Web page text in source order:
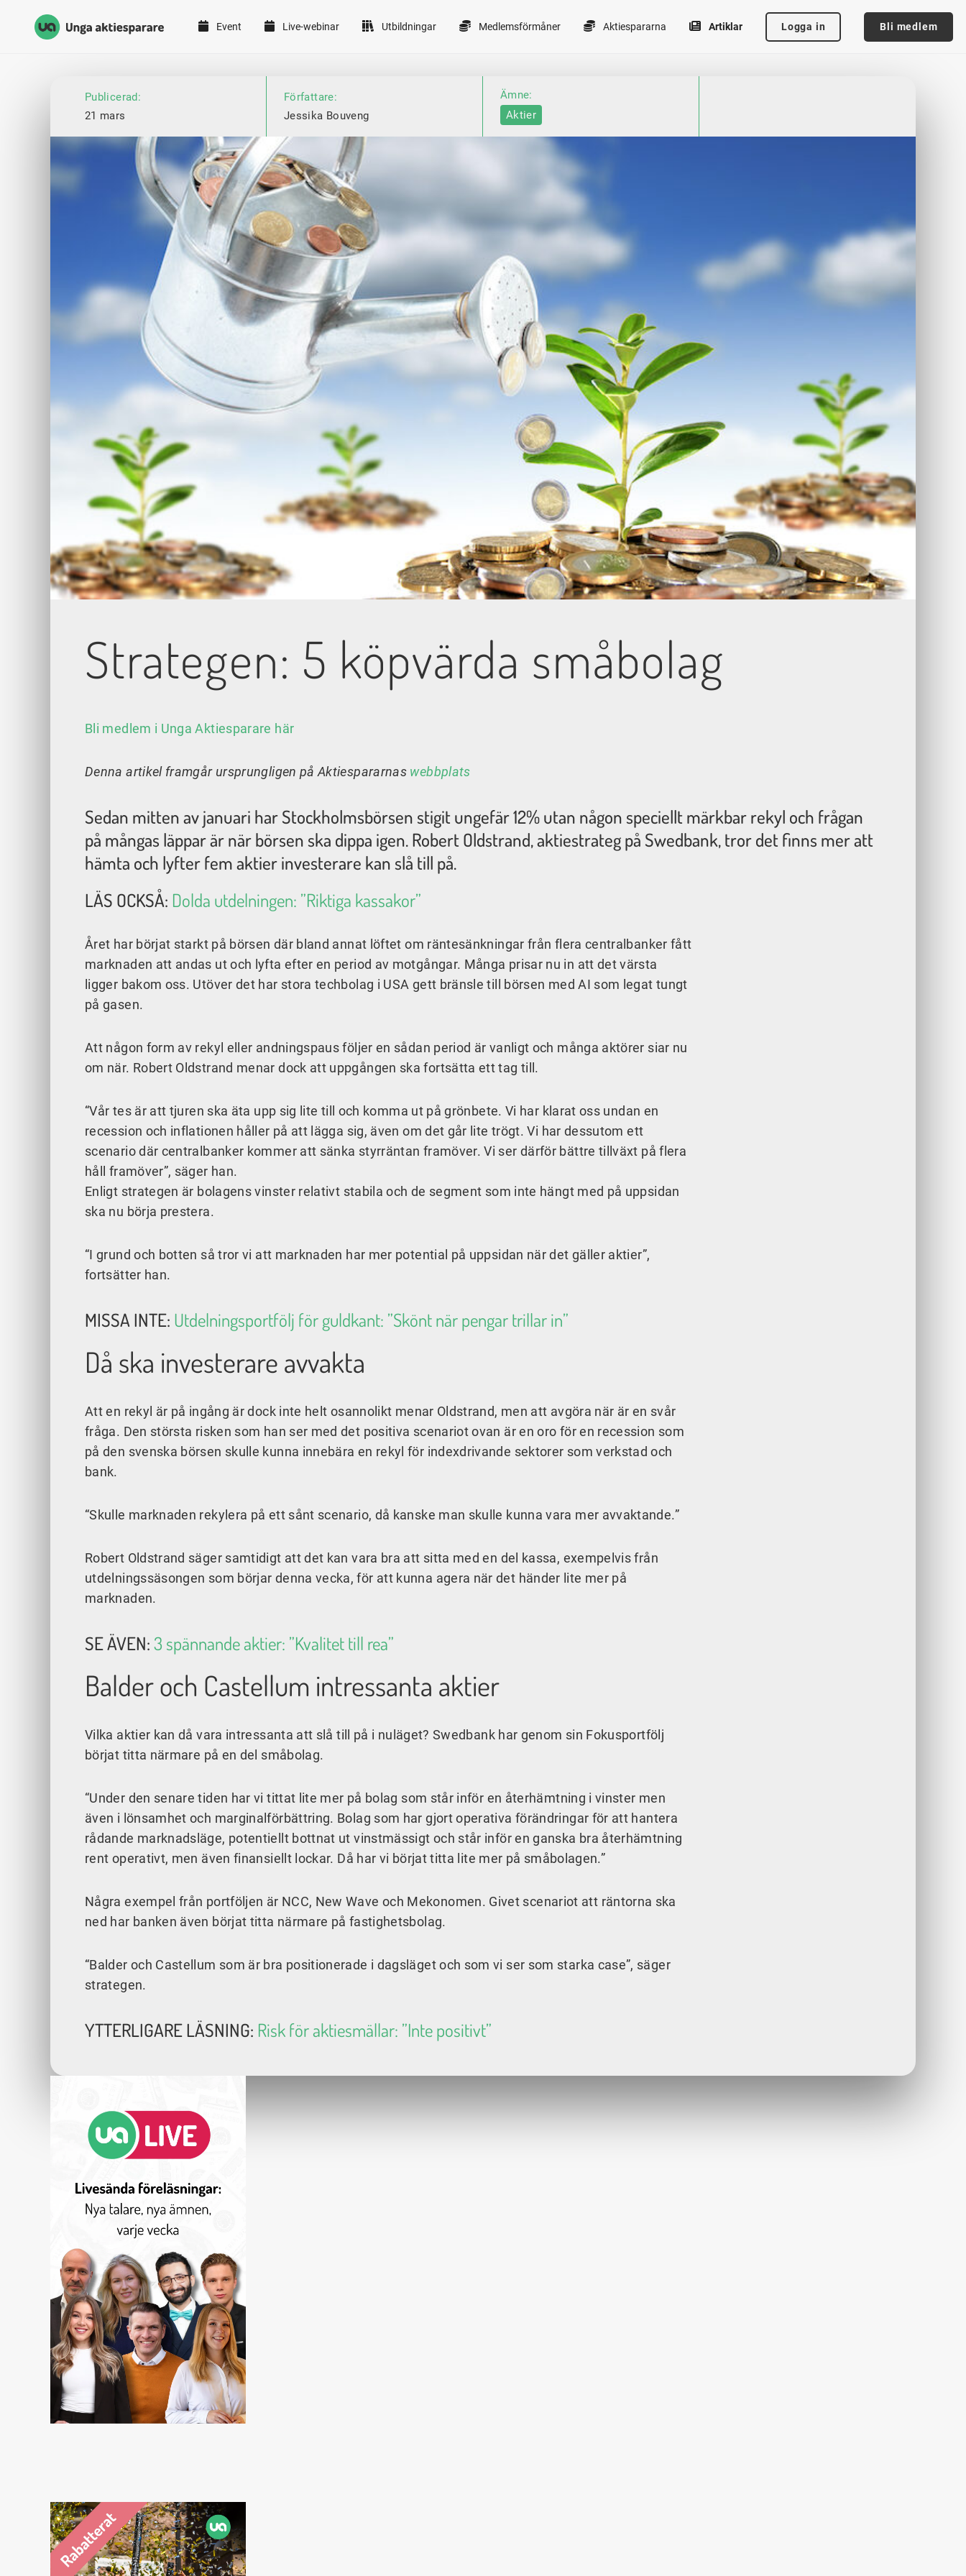
Unga Aktiesparare
Event Live-webinar Utbildningar Medlemsförmåner Aktiespararna Artiklar Logga in Bli medlem
Publicerad:
21 mars
Författare:
Jessika Bouveng
Ämne:
Aktier
Strategen: 5 köpvärda småbolag
Bli medlem i Unga Aktiesparare här
Denna artikel framgår ursprungligen på Aktiespararnas webbplats
Sedan mitten av januari har Stockholmsbörsen stigit ungefär 12% utan någon speciellt märkbar rekyl och frågan
på mångas läppar är när börsen ska dippa igen. Robert Oldstrand, aktiestrateg på Swedbank, tror det finns mer att
hämta och lyfter fem aktier investerare kan slå till på.
LÄS OCKSÅ: Dolda utdelningen: ”Riktiga kassakor”
Året har börjat starkt på börsen där bland annat löftet om räntesänkningar från flera centralbanker fått
marknaden att andas ut och lyfta efter en period av motgångar. Många prisar nu in att det värsta
ligger bakom oss. Utöver det har stora techbolag i USA gett bränsle till börsen med AI som legat tungt
på gasen.
Att någon form av rekyl eller andningspaus följer en sådan period är vanligt och många aktörer siar nu
om när. Robert Oldstrand menar dock att uppgången ska fortsätta ett tag till.
“Vår tes är att tjuren ska äta upp sig lite till och komma ut på grönbete. Vi har klarat oss undan en
recession och inflationen håller på att lägga sig, även om det går lite trögt. Vi har dessutom ett
scenario där centralbanker kommer att sänka styrräntan framöver. Vi ser därför bättre tillväxt på flera
håll framöver”, säger han.
Enligt strategen är bolagens vinster relativt stabila och de segment som inte hängt med på uppsidan
ska nu börja prestera.
“I grund och botten så tror vi att marknaden har mer potential på uppsidan när det gäller aktier”,
fortsätter han.
MISSA INTE: Utdelningsportfölj för guldkant: ”Skönt när pengar trillar in”
Då ska investerare avvakta
Att en rekyl är på ingång är dock inte helt osannolikt menar Oldstrand, men att avgöra när är en svår
fråga. Den största risken som han ser med det positiva scenariot ovan är en oro för en recession som
på den svenska börsen skulle kunna innebära en rekyl för indexdrivande sektorer som verkstad och
bank.
“Skulle marknaden rekylera på ett sånt scenario, då kanske man skulle kunna vara mer avvaktande.”
Robert Oldstrand säger samtidigt att det kan vara bra att sitta med en del kassa, exempelvis från
utdelningssäsongen som börjar denna vecka, för att kunna agera när det händer lite mer på
marknaden.
SE ÄVEN:3 spännande aktier: ”Kvalitet till rea”
Balder och Castellum intressanta aktier
Vilka aktier kan då vara intressanta att slå till på i nuläget? Swedbank har genom sin Fokusportfölj
börjat titta närmare på en del småbolag.
“Under den senare tiden har vi tittat lite mer på bolag som står inför en återhämtning i vinster men
även i lönsamhet och marginalförbättring. Bolag som har gjort operativa förändringar för att hantera
rådande marknadsläge, potentiellt bottnat ut vinstmässigt och står inför en ganska bra återhämtning
rent operativt, men även finansiellt lockar. Då har vi börjat titta lite mer på småbolagen.”
Några exempel från portföljen är NCC, New Wave och Mekonomen. Givet scenariot att räntorna ska
ned har banken även börjat titta närmare på fastighetsbolag.
“Balder och Castellum som är bra positionerade i dagsläget och som vi ser som starka case”, säger
strategen.
YTTERLIGARE LÄSNING: Risk för aktiesmällar: ”Inte positivt”